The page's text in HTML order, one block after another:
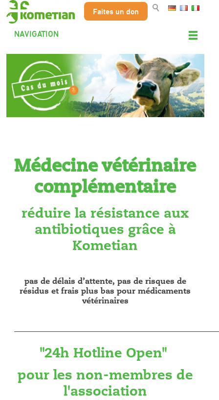
Faites un don
NAVIGATION
Médecine vétérinaire
complémentaire
réduire la résistance aux
antibiotiques grâce à
Kometian
pas de délais d’attente, pas de risques de
résidus et frais plus bas pour médicaments
vétérinaires
"24h Hotline Open"
pour les non-membres de
l'association